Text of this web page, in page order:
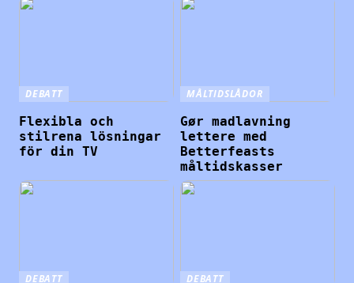
DEBATT
Flexibla och
stilrena lösningar
för din TV
MÅLTIDSLÅDOR
Gør madlavning
lettere med
Betterfeasts
måltidskasser
DEBATT DEBATT